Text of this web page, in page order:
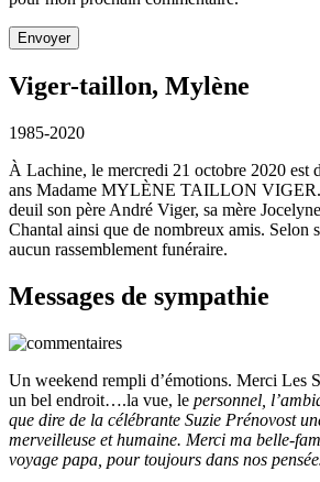
Viger-taillon, Mylène
1985-2020
À Lachine, le mercredi 21 octobre 2020 est
ans Madame MYLÈNE TAILLON VIGER.
deuil son père André Viger, sa mère
Chantal ainsi que de nombreux amis. Selon
aucun rassemblement funéraire.
Messages de sympathie
Un weekend rempli d’émotions. Merci Les
un bel endroit….la vue, le personnel,
que dire de la célébrante Suzie Prénovost
merveilleuse et humaine. Merci ma belle-
voyage papa, pour toujours dans nos